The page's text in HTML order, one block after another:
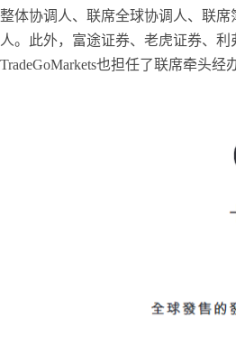
整体协调人、联席全球协调人、联
人。此外，富途证券、老虎证券、利
TradeGoMarkets也担任了联席牵头经